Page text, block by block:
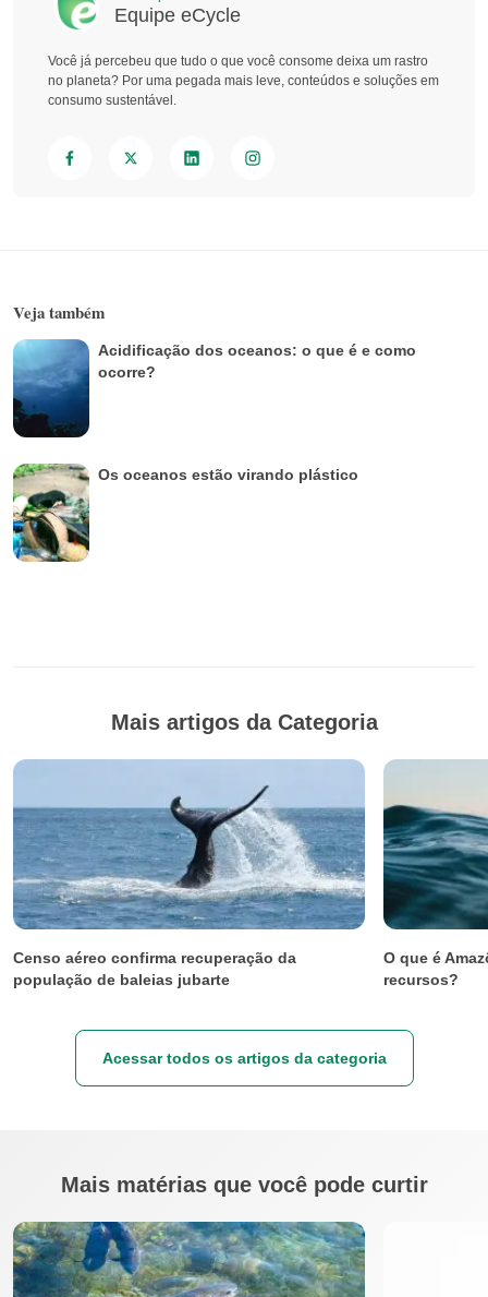
Equipe eCycle
Você já percebeu que tudo o que você consome deixa um rastro
no planeta? Por uma pegada mais leve, conteúdos e soluções em
consumo sustentável.
Veja também
Acidificação dos oceanos: o que é e como
ocorre?
Os oceanos estão virando plástico
Mais artigos da Categoria
Censo aéreo confirma recuperação da
população de baleias jubarte
O que é
recursos?
Acessar todos os artigos da categoria
Mais matérias que você pode curtir